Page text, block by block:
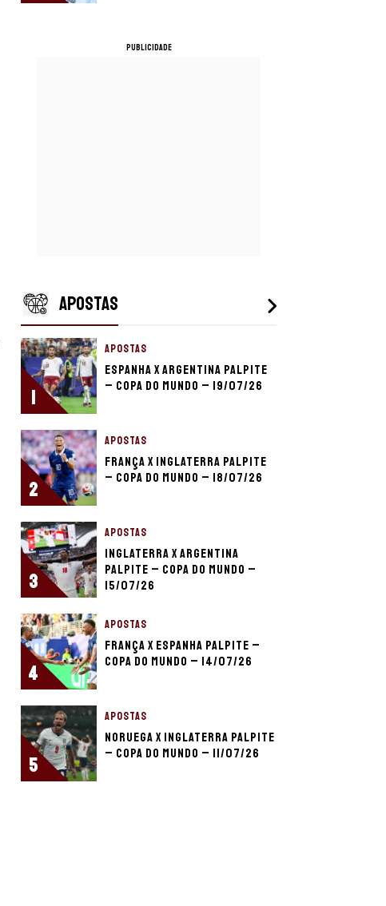
PUBLICIDADE
APOSTAS
1
APOSTAS
Espanha x Argentina palpite
– Copa do Mundo – 19/07/26
2
APOSTAS
França x Inglaterra palpite
– Copa do Mundo – 18/07/26
3
APOSTAS
Inglaterra x Argentina
palpite – Copa do Mundo –
15/07/26
4
APOSTAS
França x Espanha palpite –
Copa do Mundo – 14/07/26
5
APOSTAS
Noruega x Inglaterra palpite
– Copa do Mundo – 11/07/26